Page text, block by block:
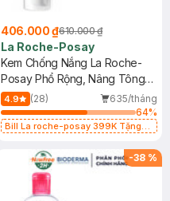
406.000 ₫610.000 ₫
La Roche-Posay
Kem Chống Nắng La Roche-
Posay Phổ Rộng, Nâng Tông
Kiềm Dầu 50ml
4.9 (28)
635/tháng
64%
Bill La roche-posay 399K Tặng
(SL có hạn)
-38 %